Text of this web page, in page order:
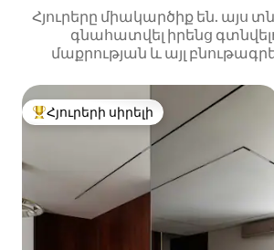
Հյուրերը միակարծիք են. այս
գնահատվել իրենց
մաքրության և այլ
Հյուրերի սիրելի լավագույն տները
Հյուրերի սիրելի